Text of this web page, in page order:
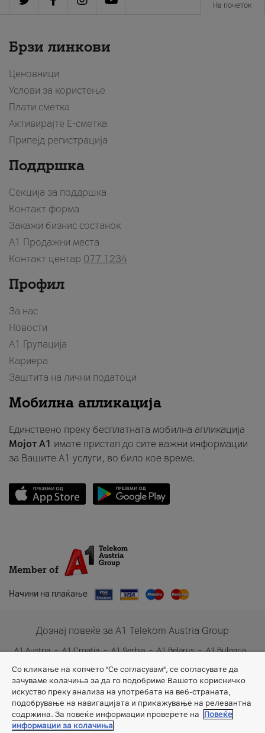
На почеток
Брзи линкови
Ценовници
Услови за користење
Плати сметка
Активирајте Е-сметка
Припејд регистрација
Поддршка
Секција за поддршка
Контакт форма
Закажи бизнис состанок
A1 Продажни места
Контакт центар 077 1234
Профил
За нас
Новости
А1 Групација
Кариера
Заштита на лични податоци
Мобилна апликација
Единствено преку бесплатната мобилна апликација
Мојот A1 имате пристап до сите важни информации
за Вашите A1 услуги, во било кое време.
Member of
Начини на плаќање
Дознај повеќе за A1 Telekom Austria Group
A1 Austria A1 Croatia A1 Serbia A1 Belarus
A1 Bulgaria
A1 Slovenia
A1 Digital
Со кликање на копчето "Се согласувам", се согласувате да
зачуваме колачиња за да го подобриме Вашето корисничко
искуство преку анализа на употребата на веб-страната,
подобрување на навигацијата и прикажување на релевантна
содржина. За повеќе информации проверете на
Повеќе
информации за колачиња